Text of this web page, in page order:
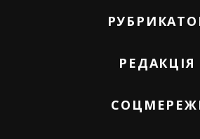
РЕДАКЦІЯ